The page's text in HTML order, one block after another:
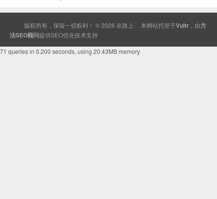
版权所有，保留一切权利！ © 2026 在路上 本网站托管于Vultr ，由方
法SEO顾问提供SEO优化技术支持
71 queries in 0.200 seconds, using 20.43MB memory